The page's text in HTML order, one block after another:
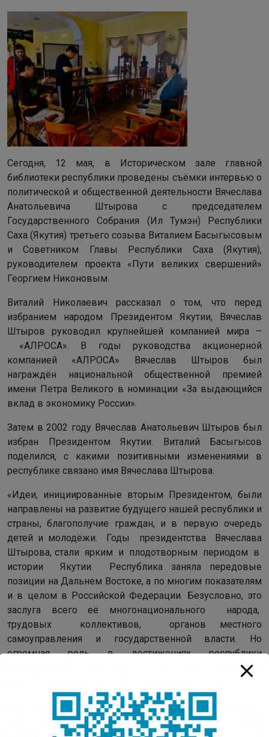
Сегодня, 12 мая, в Историческом зале главной
библиотеки республики проведены съёмки интервью о
политической и общественной деятельности Вячеслава
Анатольевича Штырова с председателем
Государственного Собрания (Ил Тумэн) Республики
Саха (Якутия) третьего созыва Виталием Басыгысовым
и Советником Главы Республики Саха (Якутия),
руководителем проекта «Пути великих свершений»
Георгием Никоновым.
Виталий Николаевич рассказал о том, что перед
избранием народом Президентом Якутии, Вячеслав
Штыров руководил крупнейшей компанией мира –
«АЛРОСА». В годы руководства акционерной
компанией «АЛРОСА» Вячеслав Штыров был
награждён национальной общественной премией
имени Петра Великого в номинации «За выдающийся
вклад в экономику России».
Затем в 2002 году Вячеслав Анатольевич Штыров был
избран Президентом Якутии. Виталий Басыгысов
поделился, с какими позитивными изменениями в
республике связано имя Вячеслава Штырова.
«Идеи, инициированные вторым Президентом, были
направлены на развитие будущего нашей республики и
страны, благополучие граждан, и в первую очередь
детей и молодёжи. Годы президентства Вячеслава
Штырова, стали ярким и плодотворным периодом в
истории Якутии. Республика заняла передовые
позиции на Дальнем Востоке, а по многим показателям
и в целом в Российской Федерации. Безусловно, это
заслуга всего её многонационального народа,
трудовых коллективов, органов местного
самоуправления и государственной власти. Но
огромная роль в достижениях республики
принадлежала Президенту Якутии Вячеславу
Георгий Никонов рассказал о том, какой вклад внёс
Вячеслав Анатольевич для развития и укрепления
связей республики с регионами Дальнего Востока и